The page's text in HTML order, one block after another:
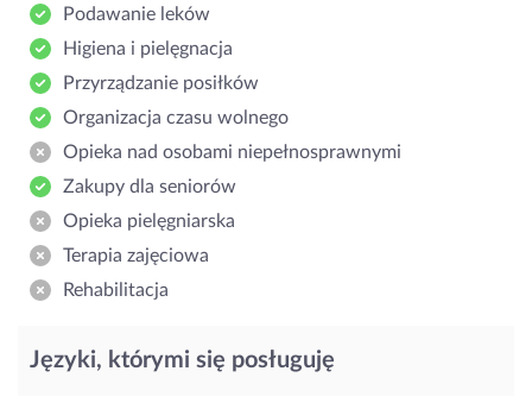
Podawanie leków
Higiena i pielęgnacja
Przyrządzanie posiłków
Organizacja czasu wolnego
Opieka nad osobami niepełnosprawnymi
Zakupy dla seniorów
Opieka pielęgniarska
Terapia zajęciowa
Rehabilitacja
Języki, którymi się posługuję